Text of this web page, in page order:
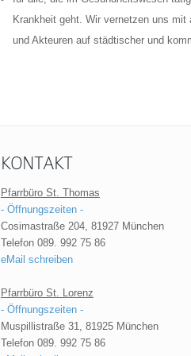
Krankheit geht. Wir vernetzen uns
und Akteuren auf städtischer und
KONTAKT
Pfarrbüro St. Thomas
- Öffnungszeiten -
Cosimastraße 204, 81927 München
Telefon 089. 992 75 86
eMail schreiben
Pfarrbüro St. Lorenz
- Öffnungszeiten -
Muspillistraße 31, 81925 München
Telefon 089. 992 75 86